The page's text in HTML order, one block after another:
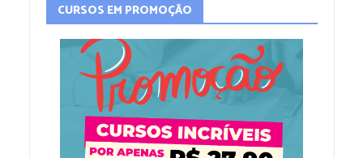
CURSOS EM PROMOÇÃO